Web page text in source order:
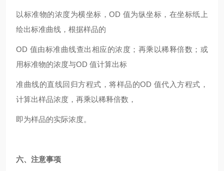
以标准物的浓度为横坐标，OD 值为纵坐标，在坐标纸上
绘出标准曲线，根据样品的
OD 值由标准曲线查出相应的浓度；再乘以稀释倍数；或
用标准物的浓度与OD 值计算出标
准曲线的直线回归方程式，将样品的OD 值代入方程式，
计算出样品浓度，再乘以稀释倍数，
即为样品的实际浓度。
六、注意事项